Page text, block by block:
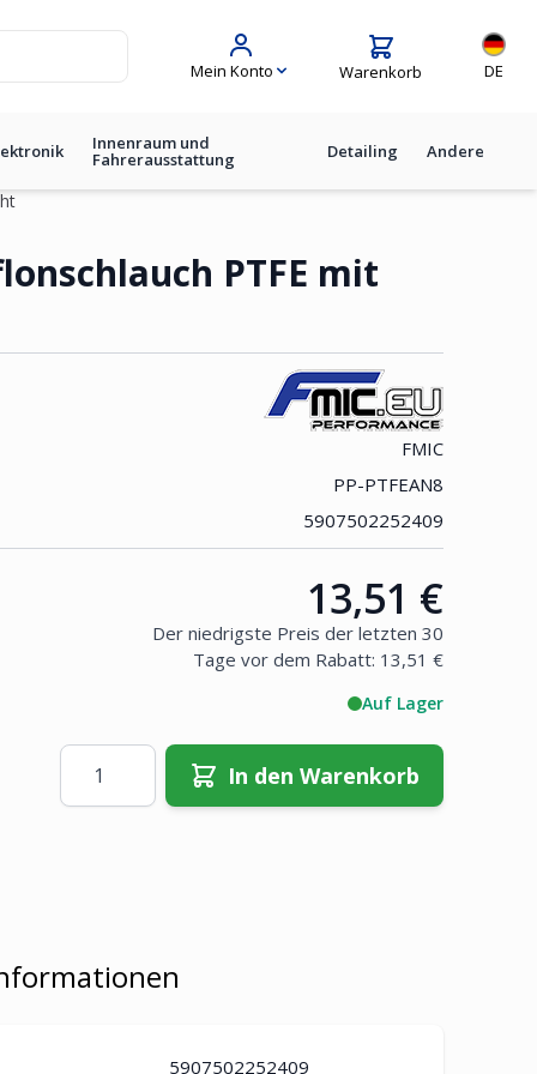
Mein Konto Warenkorb
Sprache
DE
Innenraum und
Fahrerausstattung Detailing Andere
PTFE mit
FMIC
PP-PTFEAN8
5907502252409
Price:
13,51 €
Der niedrigste Preis der letzten 30
Tage vor dem Rabatt: 13,51 €
Auf Lager
Menge
In den Warenkorb
5907502252409